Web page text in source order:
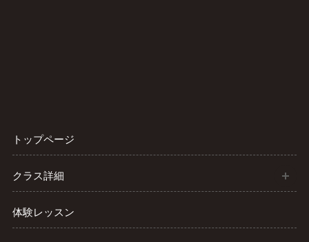
トップページ
クラス詳細
体験レッスン